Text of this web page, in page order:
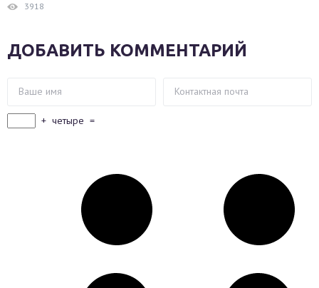
3918
ДОБАВИТЬ КОММЕНТАРИЙ
+ четыре =